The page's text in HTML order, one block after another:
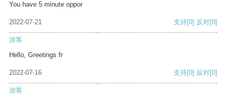
You have 5 minute oppor
2022-07-21 支持[0] 反对[0]
游客
Hello, Greetings fr
2022-07-16 支持[0] 反对[0]
游客